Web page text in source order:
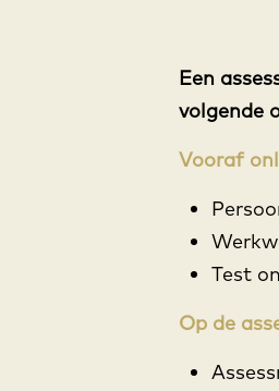
Een
volgende
Vooraf
Test
Op de